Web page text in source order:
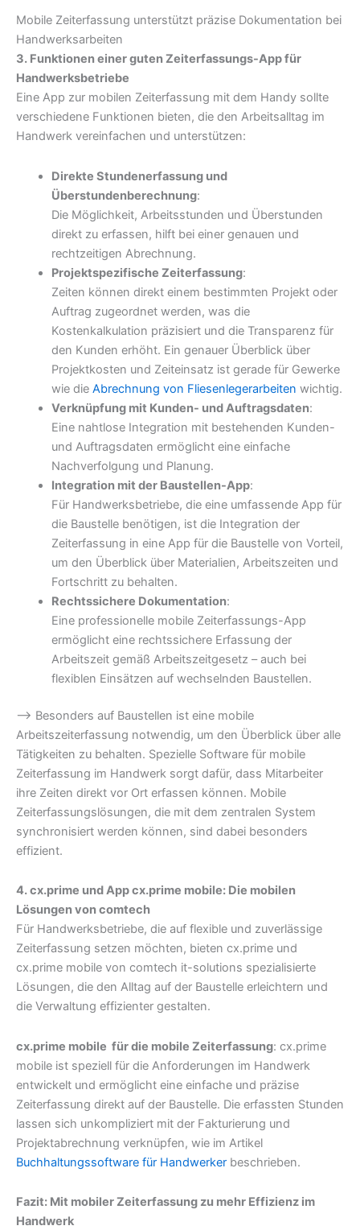
Mobile Zeiterfassung unterstützt präzise Dokumentation bei
Handwerksarbeiten
3. Funktionen einer guten Zeiterfassungs-App für
Handwerksbetriebe
Eine App zur mobilen Zeiterfassung mit dem Handy sollte
verschiedene Funktionen bieten, die den Arbeitsalltag im
Handwerk vereinfachen und unterstützen:
Direkte Stundenerfassung und
Überstundenberechnung:
Die Möglichkeit, Arbeitsstunden und Überstunden
direkt zu erfassen, hilft bei einer genauen und
rechtzeitigen Abrechnung.
Projektspezifische Zeiterfassung:
Zeiten können direkt einem bestimmten Projekt oder
Auftrag zugeordnet werden, was die
Kostenkalkulation präzisiert und die Transparenz für
den Kunden erhöht. Ein genauer Überblick über
Projektkosten und Zeiteinsatz ist gerade für Gewerke
wie die Abrechnung von Fliesenlegerarbeiten wichtig.
Verknüpfung mit Kunden- und Auftragsdaten:
Eine nahtlose Integration mit bestehenden Kunden-
und Auftragsdaten ermöglicht eine einfache
Nachverfolgung und Planung.
Integration mit der Baustellen-App:
Für Handwerksbetriebe, die eine umfassende App für
die Baustelle benötigen, ist die Integration der
Zeiterfassung in eine App für die Baustelle von Vorteil,
um den Überblick über Materialien, Arbeitszeiten und
Fortschritt zu behalten.
Rechtssichere Dokumentation:
Eine professionelle mobile Zeiterfassungs-App
ermöglicht eine rechtssichere Erfassung der
Arbeitszeit gemäß Arbeitszeitgesetz – auch bei
flexiblen Einsätzen auf wechselnden Baustellen.
–> Besonders auf Baustellen ist eine mobile
Arbeitszeiterfassung notwendig, um den Überblick über alle
Tätigkeiten zu behalten. Spezielle Software für mobile
Zeiterfassung im Handwerk sorgt dafür, dass Mitarbeiter
ihre Zeiten direkt vor Ort erfassen können. Mobile
Zeiterfassungslösungen, die mit dem zentralen System
synchronisiert werden können, sind dabei besonders
effizient.
4. cx.prime und App cx.prime mobile: Die mobilen
Lösungen von comtech
Für Handwerksbetriebe, die auf flexible und zuverlässige
Zeiterfassung setzen möchten, bieten cx.prime und
cx.prime mobile von comtech it-solutions spezialisierte
Lösungen, die den Alltag auf der Baustelle erleichtern und
die Verwaltung effizienter gestalten.
cx.prime mobile für die mobile Zeiterfassung: cx.prime
mobile ist speziell für die Anforderungen im Handwerk
entwickelt und ermöglicht eine einfache und präzise
Zeiterfassung direkt auf der Baustelle. Die erfassten Stunden
lassen sich unkompliziert mit der Fakturierung und
Projektabrechnung verknüpfen, wie im Artikel
Buchhaltungssoftware für Handwerker beschrieben.
Fazit: Mit mobiler Zeiterfassung zu mehr Effizienz im
Handwerk